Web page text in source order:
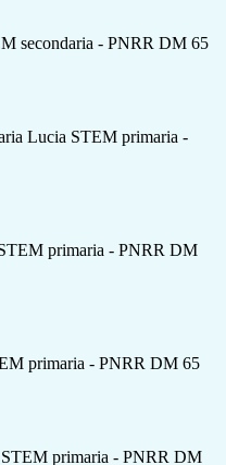
secondaria - PNRR DM 65
Lucia STEM primaria -
primaria - PNRR DM
primaria - PNRR DM 65
primaria - PNRR DM